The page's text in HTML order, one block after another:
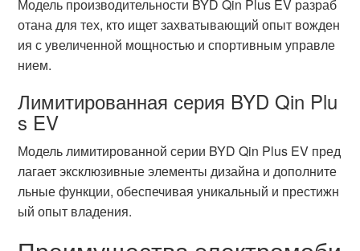
Модель производительности BYD Qin Plus EV разраб
отана для тех, кто ищет захватывающий опыт вожден
ия с увеличенной мощностью и спортивным управле
нием.
Лимитированная серия BYD Qin Plu
s EV
Модель лимитированной серии BYD Qin Plus EV пред
лагает эксклюзивные элементы дизайна и дополните
льные функции, обеспечивая уникальный и престижн
ый опыт владения.